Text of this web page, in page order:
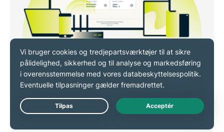
Live Chat